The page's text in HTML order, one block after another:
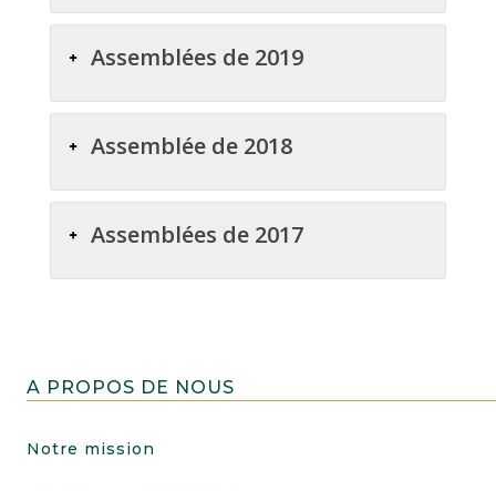
Assemblées de 2019
Assemblée de 2018
Assemblées de 2017
A PROPOS DE NOUS
Notre mission